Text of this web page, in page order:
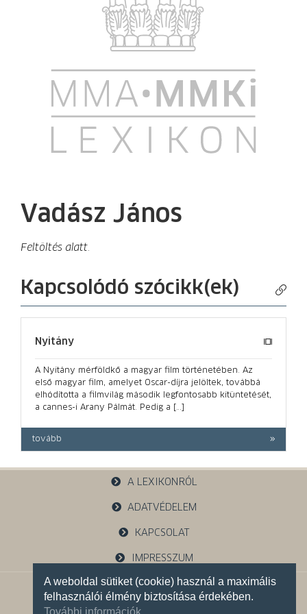
A weboldal sütiket (cookie) használ a maximális
felhasználói élmény biztosítása érdekében.
További információk
Vadász János
Feltöltés alatt.
Kapcsolódó szócikk(ek)
Nyitány
A Nyitány mérföldkő a magyar film történetében. Az
első magyar film, amelyet Oscar-díjra jelöltek, továbbá
elhódította a filmvilág második legfontosabb kitüntetését,
a cannes-i Arany Pálmát. Pedig a […]
tovább
A LEXIKONRÓL
ADATVÉDELEM
KAPCSOLAT
IMPRESSZUM
1121 Budapest, Budakeszi u. 38.
+36 30 785 5595